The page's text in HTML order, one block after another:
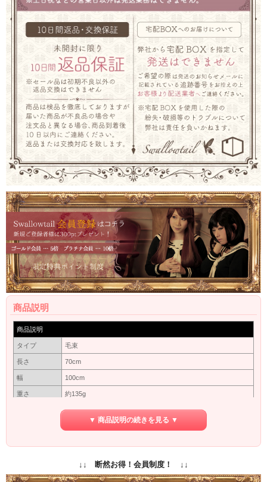
商品説明
商品説明
タイプ 毛束
長さ 70cm
幅 100cm
重さ 約135g
耐熱新繊維（最高180℃）
カバーネットに入れて出来るだけ太陽にあたらない暗いところ
てください。
初期保障／10日間の返品保障
商品写真はできる限り実物の色に近づけるよう加工しておりま
▼ 商品説明の続きを見る ▼
↓↓ 断然お得！会員制度！ ↓↓